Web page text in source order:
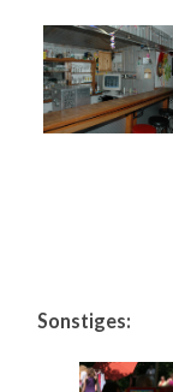
Sonstiges: